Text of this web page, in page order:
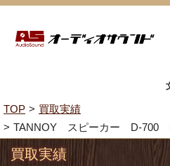
TOP
買取実績
TANNOY スピーカー D-700
買取実績